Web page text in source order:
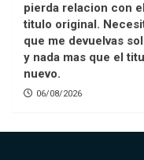
pierda relacion con el
titulo original.
que me devuelvas
y nada mas que el
nuevo.
06/08/2026